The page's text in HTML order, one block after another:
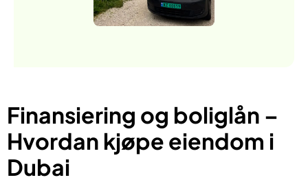
Finansiering og boliglån –
Hvordan kjøpe eiendom i
Dubai